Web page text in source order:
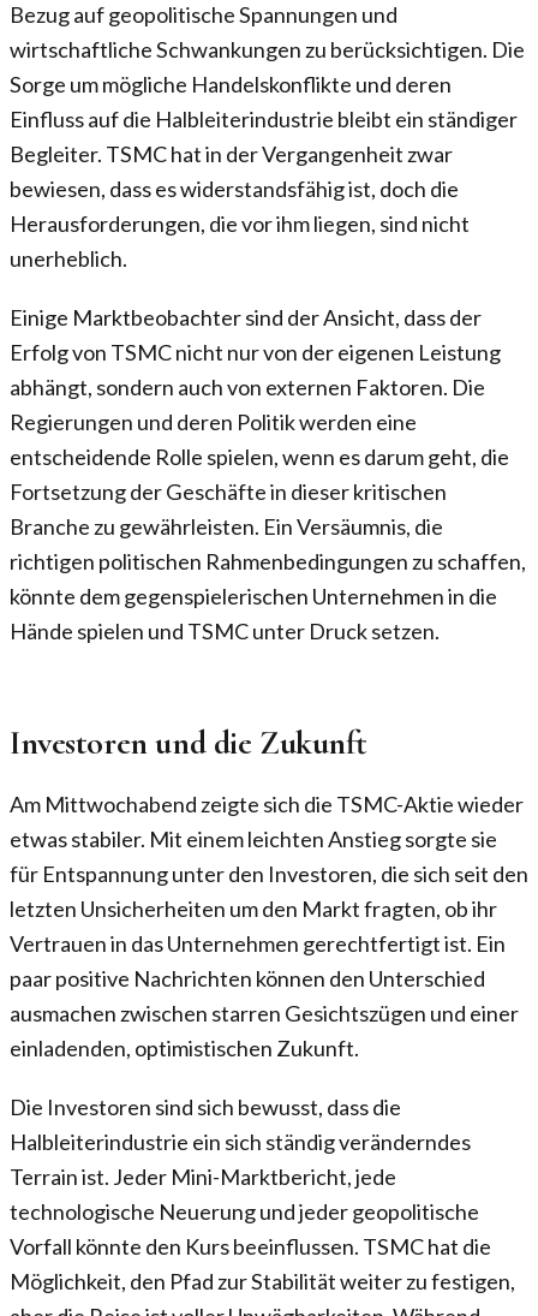
Bezug auf geopolitische Spannungen und
wirtschaftliche Schwankungen zu berücksichtigen. Die
Sorge um mögliche Handelskonflikte und deren
Einfluss auf die Halbleiterindustrie bleibt ein ständiger
Begleiter. TSMC hat in der Vergangenheit zwar
bewiesen, dass es widerstandsfähig ist, doch die
Herausforderungen, die vor ihm liegen, sind nicht
unerheblich.
Einige Marktbeobachter sind der Ansicht, dass der
Erfolg von TSMC nicht nur von der eigenen Leistung
abhängt, sondern auch von externen Faktoren. Die
Regierungen und deren Politik werden eine
entscheidende Rolle spielen, wenn es darum geht, die
Fortsetzung der Geschäfte in dieser kritischen
Branche zu gewährleisten. Ein Versäumnis, die
richtigen politischen Rahmenbedingungen zu schaffen,
könnte dem gegenspielerischen Unternehmen in die
Hände spielen und TSMC unter Druck setzen.
Investoren und die Zukunft
Am Mittwochabend zeigte sich die TSMC-Aktie wieder
etwas stabiler. Mit einem leichten Anstieg sorgte sie
für Entspannung unter den Investoren, die sich seit den
letzten Unsicherheiten um den Markt fragten, ob ihr
Vertrauen in das Unternehmen gerechtfertigt ist. Ein
paar positive Nachrichten können den Unterschied
ausmachen zwischen starren Gesichtszügen und einer
einladenden, optimistischen Zukunft.
Die Investoren sind sich bewusst, dass die
Halbleiterindustrie ein sich ständig veränderndes
Terrain ist. Jeder Mini-Marktbericht, jede
technologische Neuerung und jeder geopolitische
Vorfall könnte den Kurs beeinflussen. TSMC hat die
Möglichkeit, den Pfad zur Stabilität weiter zu festigen,